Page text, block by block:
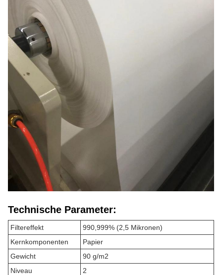
Technische Parameter:
Filtereffekt
990,999% (2,5 Mikronen)
Kernkomponenten
Papier
Gewicht
90 g/m2
Niveau
2